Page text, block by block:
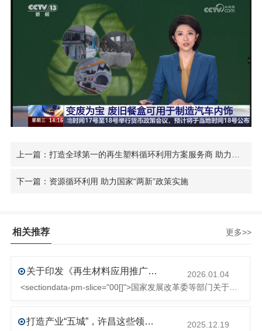
上一篇：打造全球第一的再生塑料循环利用方案服务商 助力实现国家“双碳”战略目标
下一篇：资源循环利用 助力国家“两新”政策实施
相关推荐 更多>>
关于印发《再生材料应用推广行动方案》的通知(发改环资〔2025〕1681号)
2026.01.04
<sectiondata-pm-slice="00[]">国家发展改革委等部门关于印发《再生材料应用推广行动方案》的通知</section><section>发改环资〔2025〕1681号各省、自治区、直辖市、新疆生产建设兵团发展改革委、工业和信息化主管部门、财政厅（局）、生态环境厅（局）、商务厅（
打造产业“五城”，许昌这些领域将迎来大发展！
2025.12.19